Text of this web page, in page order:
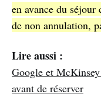
en avance du
de non annulation,
Lire aussi :
Google et
avant de réserver